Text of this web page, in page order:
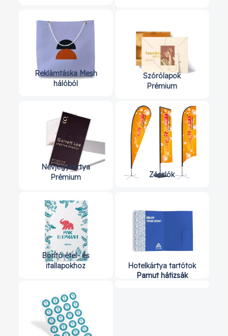
Reklámtáska Mesh
hálóból
Szórólapok
Prémium
Névjegykártya
Prémium
Zászlók
Borító étel- és
itallapokhoz
Hotelkártya tartótok
Pamut hátizsák
Pamut hátizsák